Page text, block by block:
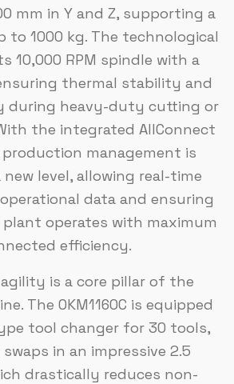
mm in Y and Z, supporting a
to 1000 kg. The technological
10,000 RPM spindle with a
thermal stability and
during heavy-duty cutting or
the integrated AllConnect
management is
level, allowing real-time
data and ensuring
operates with maximum
efficiency.
is a core pillar of the
The OKM1160C is equipped
tool changer for 30 tools,
in an impressive 2.5
drastically reduces non-